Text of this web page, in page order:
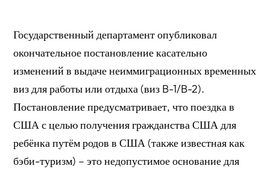
Государственный департамент опубликовал
окончательное постановление касательно
изменений в выдаче неиммиграционных временных
виз для работы или отдыха (виз B-1/B-2).
Постановление предусматривает, что поездка в
США с целью получения гражданства США для
ребёнка путём родов в США (также известная как
бэби-туризм) – это недопустимое основание для